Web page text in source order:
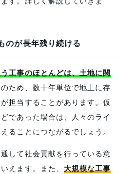
のが長年残り続ける
工事のほとんどは、土地に関
ため、数十年単位で地上に存
担当することがあります。仮
であった場合は、人々のライ
ることにつながるでしょう。
して社会貢献を行っている意
えます。また、 大規模な工事